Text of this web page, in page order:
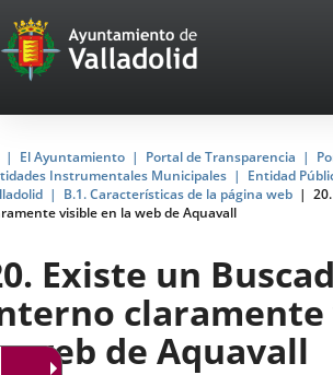
Portal
Web
del
Ayuntamiento
de
El Ayuntamiento Portal de Transparencia
Instrumentales Municipales
Entidad
B.1. Características de la página web
visible en la web de Aquavall
Existe un
claramente
web de Aquavall